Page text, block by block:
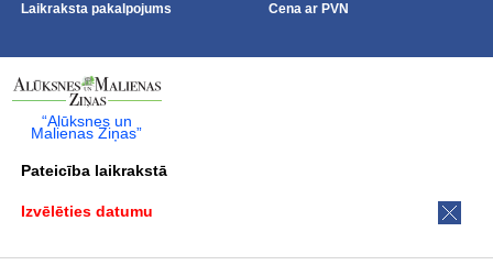
Laikraksta pakalpojums Cena ar PVN
“Alūksnes un
Malienas Ziņas”
Pateicība laikrakstā
Izvēlēties datumu